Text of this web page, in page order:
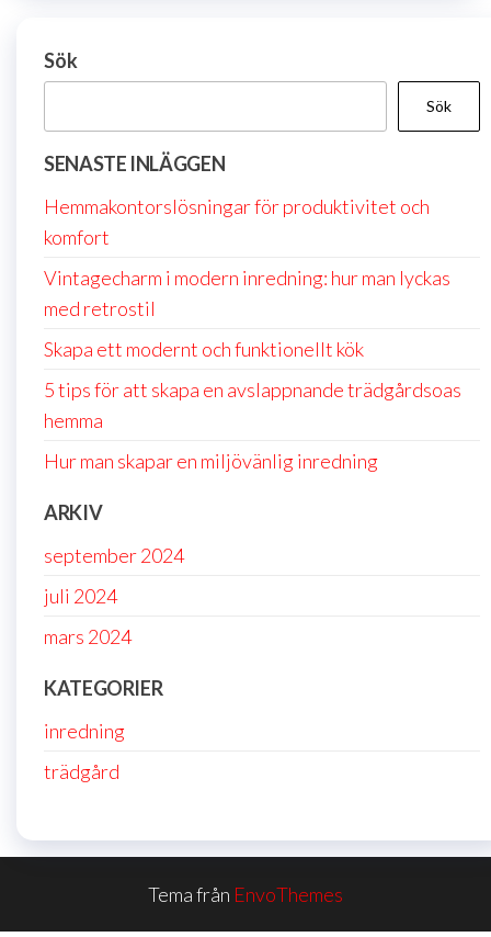
Sök
Sök
SENASTE INLÄGGEN
Hemmakontorslösningar för produktivitet och
komfort
Vintagecharm i modern inredning: hur man lyckas
med retrostil
Skapa ett modernt och funktionellt kök
5 tips för att skapa en avslappnande trädgårdsoas
hemma
Hur man skapar en miljövänlig inredning
ARKIV
september 2024
juli 2024
mars 2024
KATEGORIER
inredning
trädgård
Tema från EnvoThemes